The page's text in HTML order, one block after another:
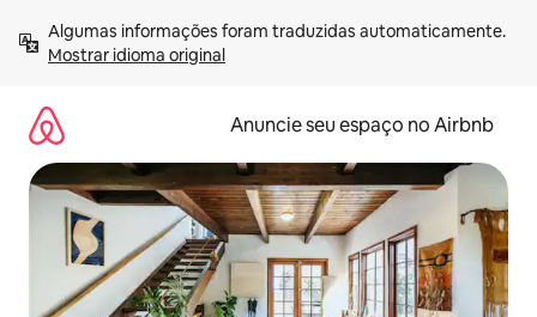
para
Mostrar idioma original
Anuncie seu espaço no Airbnb